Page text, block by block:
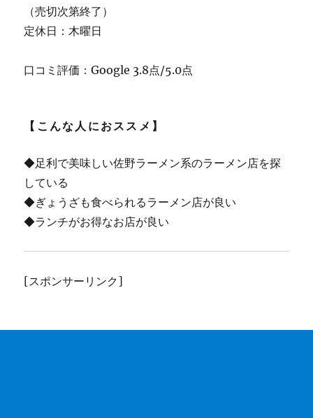
（売切次第終了）
定休日：木曜日
口コミ評価：Google 3.8点/5.0点
【こんな人におススメ】
◆足利で美味しい佐野ラーメン系のラーメン店を探
している
◆ぎょうざも食べられるラーメン店が良い
◆ランチがお得なお店が良い
[スポンサーリンク]